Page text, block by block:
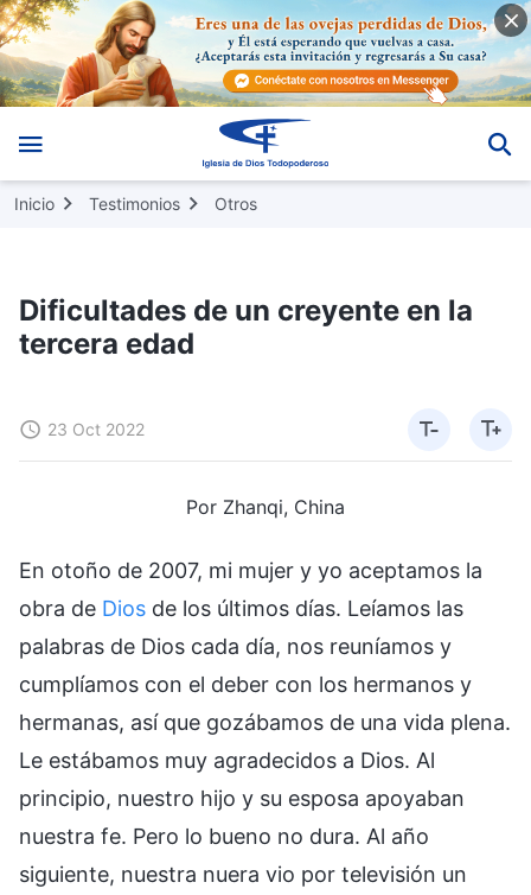
Inicio Testimonios Otros
Dificultades de un creyente en la
tercera edad
23 Oct 2022
Por Zhanqi, China
En otoño de 2007, mi mujer y yo aceptamos la
obra de Dios de los últimos días. Leíamos las
palabras de Dios cada día, nos reuníamos y
cumplíamos con el deber con los hermanos y
hermanas, así que gozábamos de una vida plena.
Le estábamos muy agradecidos a Dios. Al
principio, nuestro hijo y su esposa apoyaban
nuestra fe. Pero lo bueno no dura. Al año
siguiente, nuestra nuera vio por televisión un